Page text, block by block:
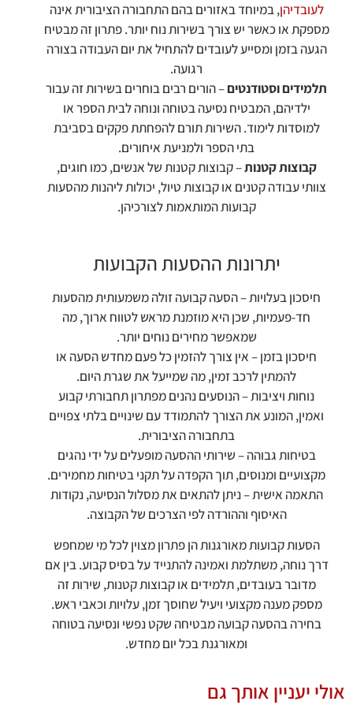
לעובדיהן, במיוחד באזורים בהם התחבורה הציבורית אינה
מספקת או כאשר יש צורך בשירות נוח יותר. פתרון זה מבטיח
הגעה בזמן ומסייע לעובדים להתחיל את יום העבודה בצורה
רגועה.
תלמידים וסטודנטים– הורים רבים בוחרים בשירות זה עבור
ילדיהם, המבטיח נסיעה בטוחה ונוחה לבית הספר או
למוסדות לימוד. השירות תורם להפחתת פקקים בסביבת
בתי הספר ולמניעת איחורים.
קבוצות קטנות– קבוצות קטנות של אנשים, כמו חוגים,
צוותי עבודה קטנים או קבוצות טיול, יכולות ליהנות מהסעות
קבועות המותאמות לצורכיהן.
יתרונות ההסעות הקבועות
חיסכון בעלויות – הסעה קבועה זולה משמעותית מהסעות
חד-פעמיות, שכן היא מוזמנת מראש לטווח ארוך, מה
שמאפשר מחירים נוחים יותר.
חיסכון בזמן – אין צורך להזמין כל פעם מחדש הסעה או
להמתין לרכב זמין, מה שמייעל את שגרת היום.
נוחות ויציבות – הנוסעים נהנים מפתרון תחבורתי קבוע
ואמין, המונע את הצורך להתמודד עם שינויים בלתי צפויים
בתחבורה הציבורית.
בטיחות גבוהה – שירותי ההסעה מופעלים על ידי נהגים
מקצועיים ומנוסים, תוך הקפדה על תקני בטיחות מחמירים.
התאמה אישית – ניתן להתאים את מסלול הנסיעה, נקודות
האיסוף וההורדה לפי הצרכים של הקבוצה.
הסעות קבועות מאורגנות הן פתרון מצוין לכל מי שמחפש
דרך נוחה, משתלמת ואמינה להתנייד על בסיס קבוע. בין אם
מדובר בעובדים, תלמידים או קבוצות קטנות, שירות זה
מספק מענה מקצועי ויעיל שחוסך זמן, עלויות וכאבי ראש.
בחירה בהסעה קבועה מבטיחה שקט נפשי ונסיעה בטוחה
ומאורגנת בכל יום מחדש.
אולי יעניין אותך גם